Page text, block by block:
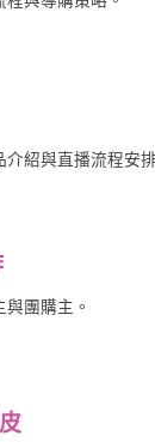
紹與直播流程安排
團購主。